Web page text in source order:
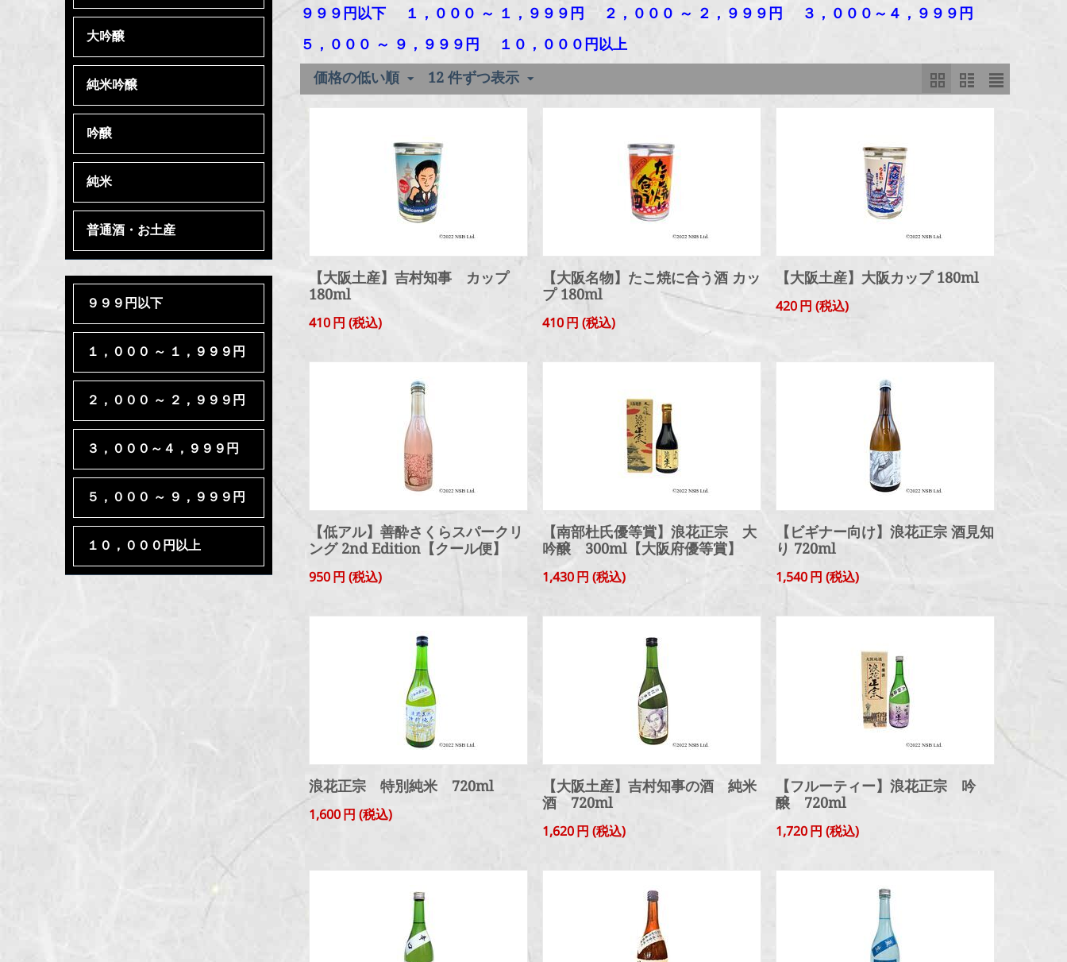
大吟醸
純米吟醸
吟醸
純米
普通酒・お土産
９９９円以下
１，０００ ～ １，９９９円
２，０００ ～ ２，９９９円
３，０００～４，９９９円
５，０００ ～ ９，９９９円
１０，０００円以上
９９９円以下 １，０００ ～ １，９９９円 ２，０００ ～ ２，９９９円
３，０００～４，９９９円
５，０００ ～ ９，９９９円
１０，０００円以上
価格の低い順
12 件ずつ表示
【大阪土産】吉村知事 カップ
180ml
410円 (税込)
【大阪名物】たこ焼に合う酒 カッ
プ 180ml
410円 (税込)
【大阪土産】大阪カップ 180ml
420円 (税込)
【低アル】善酔さくらスパークリ
ング 2nd Edition【クール便】
950円 (税込)
【南部杜氏優等賞】浪花正宗 大
吟醸 300ml【大阪府優等賞】
1,430円 (税込)
【ビギナー向け】浪花正宗 酒見知
り 720ml
1,540円 (税込)
浪花正宗 特別純米 720ml
1,600円 (税込)
【大阪土産】吉村知事の酒 純米
酒 720ml
1,620円 (税込)
【フルーティー】浪花正宗 吟
醸 720ml
1,720円 (税込)